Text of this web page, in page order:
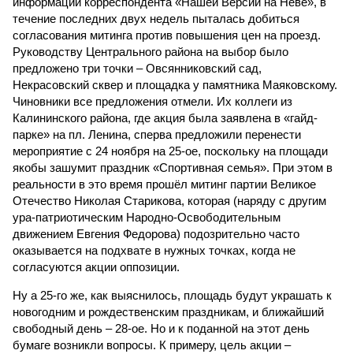
течение последних двух недель пыталась добиться
согласования митинга против повышения цен на проезд.
Руководству Центрального района на выбор было
предложено три точки – Овсянниковский сад,
Некрасовский сквер и площадка у памятника Маяковскому.
Чиновники все предложения отмели. Их коллеги из
Калининского района, где акция была заявлена в «гайд-
парке» на пл. Ленина, сперва предложили перенести
мероприятие с 24 ноября на 25-ое, поскольку на площади
якобы зашумит праздник «Спортивная семья». При этом в
реальности в это время прошёл митинг партии Великое
Отечество Николая Старикова, которая (наряду с другим
ура-патриотическим Народно-Освободительным
движением Евгения Федорова) подозрительно часто
оказывается на подхвате в нужных точках, когда не
согласуются акции оппозиции.
Ну а 25-го же, как выяснилось, площадь будут украшать к
новогодним и рождественским праздникам, и ближайший
свободный день – 28-ое. Но и к поданной на этот день
бумаге возникли вопросы. К примеру, цель акции –